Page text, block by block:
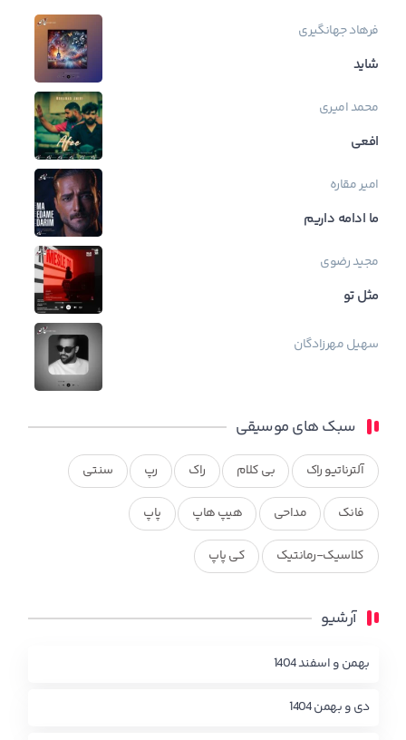
فرهاد جهانگیری
شاید
محمد امیری
افعی
امیر مقاره
ما ادامه داریم
مجید رضوی
مثل تو
سهیل مهرزادگان
سبک های موسیقی
آلترناتیو راک بی کلام راک رپ سنتی
فانک مداحی هیپ هاپ پاپ
کلاسیک-رمانتیک کی پاپ
آرشیو
بهمن و اسفند 1404
دی و بهمن 1404